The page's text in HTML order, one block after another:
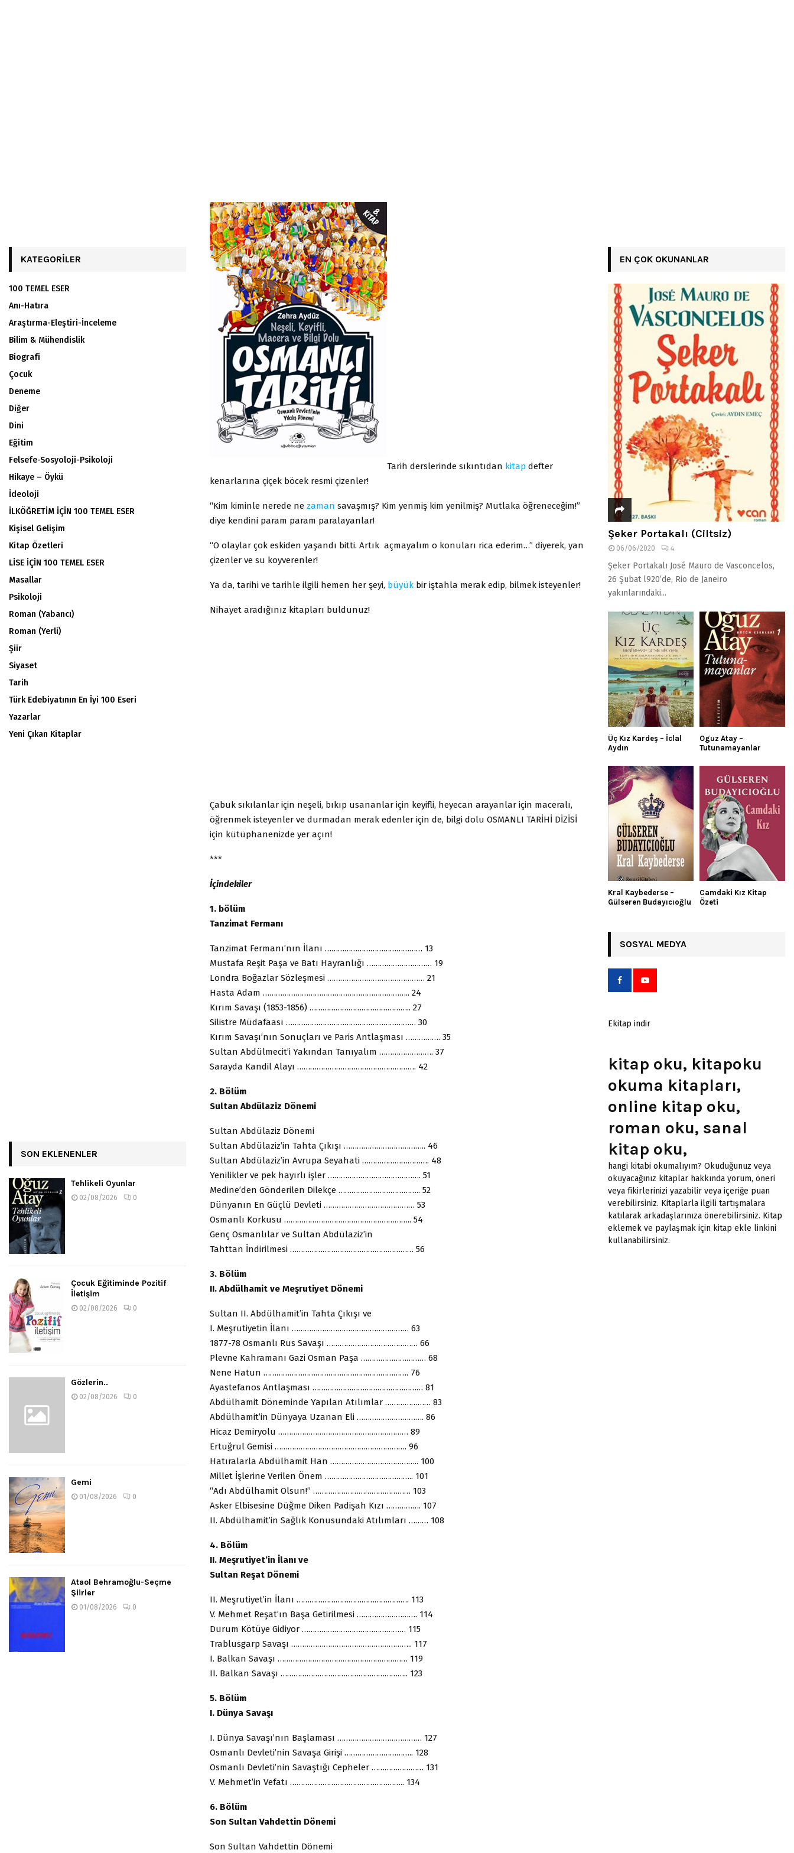
Tarih derslerinde sıkıntıdan kitap defter
kenarlarına çiçek böcek resmi çizenler!
“Kim kiminle nerede ne zaman savaşmış? Kim yenmiş kim yenilmiş? Mutlaka öğreneceğim!”
diye kendini param param paralayanlar!
“O olaylar çok eskiden yaşandı bitti. Artık açmayalım o konuları rica ederim…” diyerek, yan
çizenler ve su koyverenler!
Ya da, tarihi ve tarihle ilgili hemen her şeyi, büyük bir iştahla merak edip, bilmek isteyenler!
Nihayet aradığınız kitapları buldunuz!
Çabuk sıkılanlar için neşeli, bıkıp usananlar için keyifli, heyecan arayanlar için maceralı,
öğrenmek isteyenler ve durmadan merak edenler için de, bilgi dolu OSMANLI TARİHİ DİZİSİ
için kütüphanenizde yer açın!
***
İçindekiler
1. bölüm
Tanzimat Fermanı
Tanzimat Fermanı’nın İlanı ……………………………………… 13
Mustafa Reşit Paşa ve Batı Hayranlığı ………………………… 19
Londra Boğazlar Sözleşmesi ……………………………………… 21
Hasta Adam ………………………………………………………….. 24
Kırım Savaşı (1853-1856) ……………………………………….. 27
Silistre Müdafaası …………………………………………………… 30
Kırım Savaşı’nın Sonuçları ve Paris Antlaşması ……………. 35
Sultan Abdülmecit’i Yakından Tanıyalım ……………………. 37
Sarayda Kandil Alayı ………………………………………………. 42
2. Bölüm
Sultan Abdülaziz Dönemi
Sultan Abdülaziz Dönemi
Sultan Abdülaziz’in Tahta Çıkışı ……………………………….. 46
Sultan Abdülaziz’in Avrupa Seyahati …………………………. 48
Yenilikler ve pek hayırlı işler ……………………………………. 51
Medine’den Gönderilen Dilekçe ……………………………….. 52
Dünyanın En Güçlü Devleti …………………………………… 53
Osmanlı Korkusu ………………………………………………….. 54
Genç Osmanlılar ve Sultan Abdülaziz’in
Tahttan İndirilmesi ………………………………………………… 56
3. Bölüm
II. Abdülhamit ve Meşrutiyet Dönemi
Sultan II. Abdülhamit’in Tahta Çıkışı ve
I. Meşrutiyetin İlanı ……………………………………………… 63
1877-78 Osmanlı Rus Savaşı …………………………………… 66
Plevne Kahramanı Gazi Osman Paşa ………………………… 68
Nene Hatun …………………………………………………………. 76
Ayastefanos Antlaşması …………………………………………… 81
Abdülhamit Döneminde Yapılan Atılımlar ………………… 83
Abdülhamit’in Dünyaya Uzanan Eli …………………………. 86
Hicaz Demiryolu …………………………………………………… 89
Ertuğrul Gemisi ……………………………………………………. 96
Hatıralarla Abdülhamit Han ………………………………….. 100
Millet İşlerine Verilen Önem ………………………………….. 101
“Adı Abdülhamit Olsun!” ……………………………………… 103
Asker Elbisesine Düğme Diken Padişah Kızı ……………. 107
II. Abdülhamit’in Sağlık Konusundaki Atılımları ……… 108
4. Bölüm
II. Meşrutiyet’in İlanı ve
Sultan Reşat Dönemi
II. Meşrutiyet’in İlanı ……………………………………………. 113
V. Mehmet Reşat’ın Başa Getirilmesi ………………………. 114
Durum Kötüye Gidiyor ………………………………………… 115
Trablusgarp Savaşı ……………………………………………….. 117
I. Balkan Savaşı …………………………………………………… 119
II. Balkan Savaşı ………………………………………………….. 123
5. Bölüm
I. Dünya Savaşı
I. Dünya Savaşı’nın Başlaması ………………………………… 127
Osmanlı Devleti’nin Savaşa Girişi ………………………….. 128
Osmanlı Devleti’nin Savaştığı Cepheler …………………… 131
V. Mehmet’in Vefatı …………………………………………….. 134
6. Bölüm
Son Sultan Vahdettin Dönemi
Son Sultan Vahdettin Dönemi
KATEGORILER
100 TEMEL ESER
Anı-Hatıra
Araştırma-Eleştiri-İnceleme
Bilim & Mühendislik
Biografi
Çocuk
Deneme
Diğer
Dini
Eğitim
Felsefe-Sosyoloji-Psikoloji
Hikaye – Öykü
İdeoloji
İLKÖĞRETİM İÇİN 100 TEMEL ESER
Kişisel Gelişim
Kitap Özetleri
LİSE İÇİN 100 TEMEL ESER
Masallar
Psikoloji
Roman (Yabancı)
Roman (Yerli)
Şiir
Siyaset
Tarih
Türk Edebiyatının En İyi 100 Eseri
Yazarlar
Yeni Çıkan Kitaplar
SON EKLENENLER
Tehlikeli Oyunlar
02/08/2026 0
Çocuk Eğitiminde Pozitif
İletişim
02/08/2026 0
Gözlerin..
02/08/2026 0
Gemi
01/08/2026 0
Ataol Behramoğlu-Seçme
Şiirler
01/08/2026 0
EN ÇOK OKUNANLAR
Şeker Portakalı (Ciltsiz)
06/06/2020 4
Şeker Portakalı José Mauro de Vasconcelos,
26 Şubat l920’de, Rio de Janeiro
yakınlarındaki...
Üç Kız Kardeş – İclal
Aydın
Oguz Atay –
Tutunamayanlar
Kral Kaybederse –
Gülseren Budayıcıoğlu
Camdaki Kız Kitap
Özeti
SOSYAL MEDYA
Ekitap indir
kitap oku, kitapoku
okuma kitapları,
online kitap oku,
roman oku, sanal
kitap oku,
hangi kitabi okumalıyım? Okuduğunuz veya
okuyacağınız kitaplar hakkında yorum, öneri
veya fikirlerinizi yazabilir veya içeriğe puan
verebilirsiniz. Kitaplarla ilgili tartışmalara
katılarak arkadaşlarınıza önerebilirsiniz. Kitap
eklemek ve paylaşmak için kitap ekle linkini
kullanabilirsiniz.